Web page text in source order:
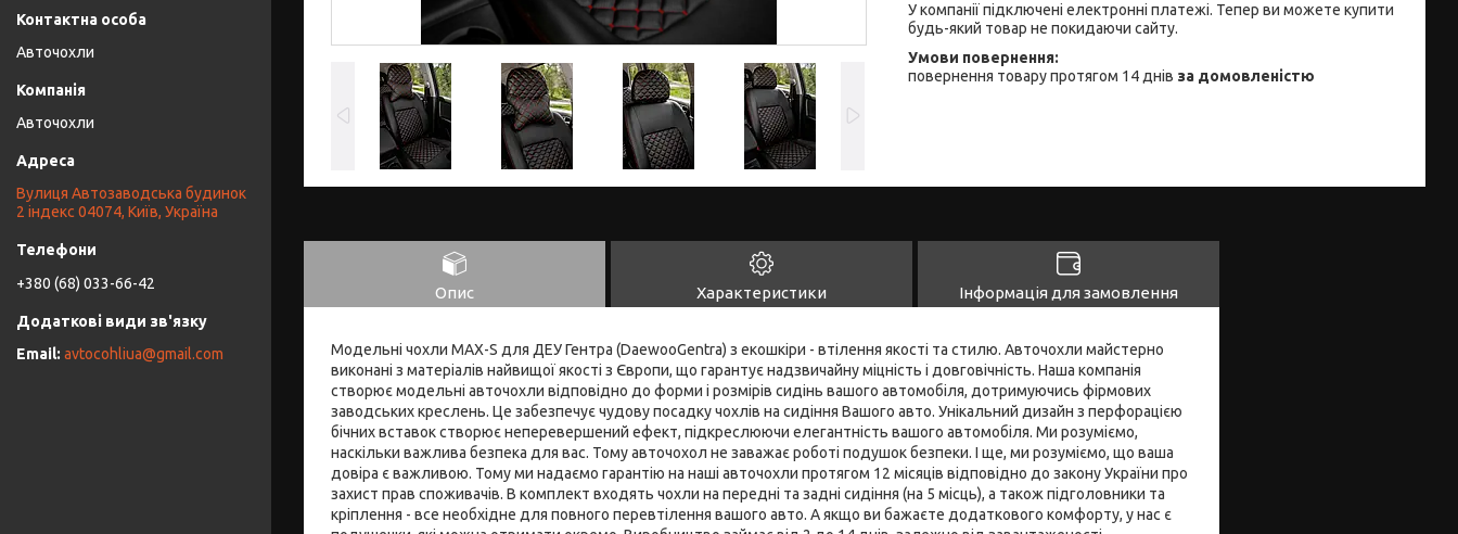
У компанії підключені електронні платежі. Тепер ви можете купити
будь-який товар не покидаючи сайту.
повернення товару протягом 14 днів за домовленістю
Опис Характеристики Інформація для замовлення
Модельні чохли MAX-S для ДЕУ Гентра (DaewooGentra) з екошкіри - втілення якості та стилю. Авточохли майстерно
виконані з матеріалів найвищої якості з Європи, що гарантує надзвичайну міцність і довговічність. Наша компанія
створює модельні авточохли відповідно до форми і розмірів сидінь вашого автомобіля, дотримуючись фірмових
заводських креслень. Це забезпечує чудову посадку чохлів на сидіння Вашого авто. Унікальний дизайн з перфорацією
бічних вставок створює неперевершений ефект, підкреслюючи елегантність вашого автомобіля. Ми розуміємо,
наскільки важлива безпека для вас. Тому авточохол не заважає роботі подушок безпеки. І ще, ми розуміємо, що ваша
довіра є важливою. Тому ми надаємо гарантію на наші авточохли протягом 12 місяців відповідно до закону України про
захист прав споживачів. В комплект входять чохли на передні та задні сидіння (на 5 місць), а також підголовники та
кріплення - все необхідне для повного перевтілення вашого авто. А якщо ви бажаєте додаткового комфорту, у нас є
Авточохли
Авточохли
Вулиця Автозаводська будинок
2 індекс 04074, Київ, Україна
+380 (68) 033-66-42
avtocohliua@gmail.com